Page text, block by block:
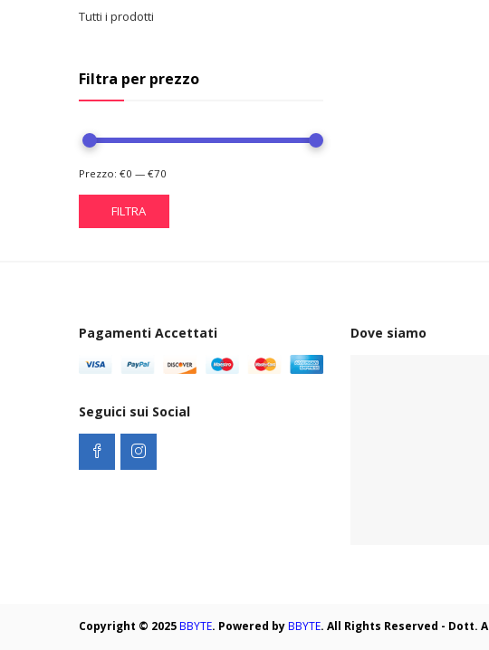
Tutti i prodotti
Filtra per prezzo
FILTRA
Prezzo: €0 — €70
Pagamenti Accettati
Seguici sui Social
Dove siamo
Copyright © 2025BBYTE. Powered byBBYTE. All Rights Reserved - Dott.